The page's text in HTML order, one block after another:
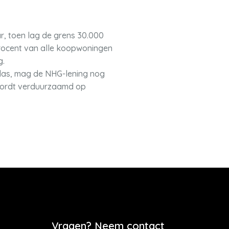
toen lag de grens 30.000
van alle koopwoningen
mag de NHG-lening nog
verduurzaamd op
Vragen? Neem contact